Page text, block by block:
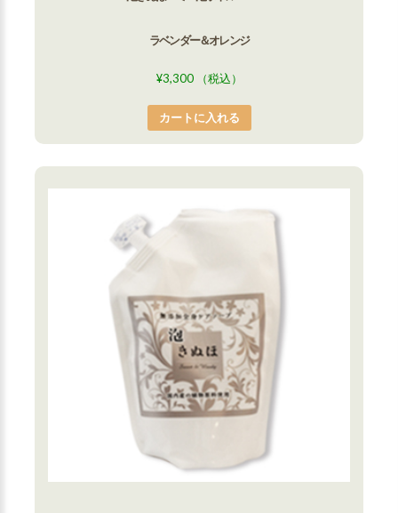
ラベンダー＆オレンジ
¥3,300 （税込）
カートに入れる